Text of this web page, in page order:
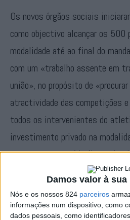
Damos valor à
Nós e os nossos 824 parceiros
informações num dispositivo, como
dados pessoais, como
Os novos órgãos sociais
como objectivo alcançar os 500
modalidade até ao final do
com um «trabalho assente em
união», no propósito de
atractividade das competições
todos os intervenientes do
investimento privado na
uma vez que a saúde financeira
bastante débil», frisou o novo
Daniel Madeira, que fez ainda
agradecimento à anterior